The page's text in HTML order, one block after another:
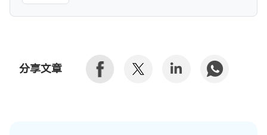
分享文章